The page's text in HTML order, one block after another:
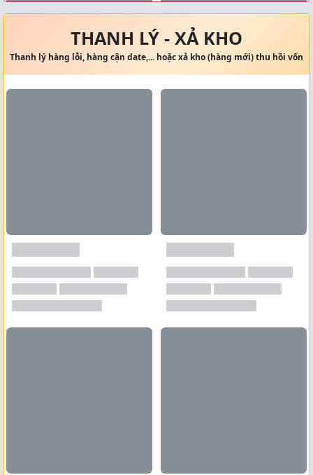
THANH LÝ - XẢ KHO
Thanh lý hàng lỗi, hàng cận date,... hoặc xả kho (hàng mới) thu hồi vốn